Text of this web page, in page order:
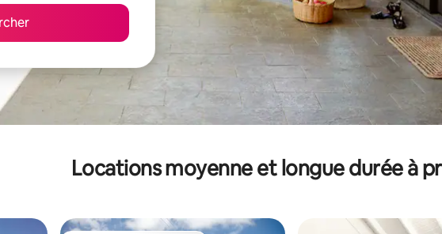
Locations moyenne et longue durée à